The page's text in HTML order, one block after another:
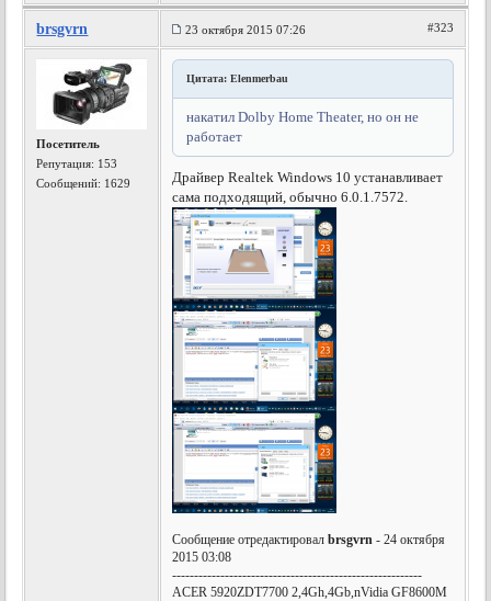
brsgvrn 23 октября 2015 07:26 #323
Посетитель
Репутация: 153
Сообщений: 1629
Цитата: Elenmerbau
накатил Dolby Home Theater, но он не
работает
Драйвер Realtek Windows 10 устанавливает
сама подходящий, обычно 6.0.1.7572.
Сообщение отредактировалbrsgvrn - 24 октября
2015 03:08
---------------------------------------------------------
ACER 5920ZDT7700 2,4Gh,4Gb,nVidia GF8600M